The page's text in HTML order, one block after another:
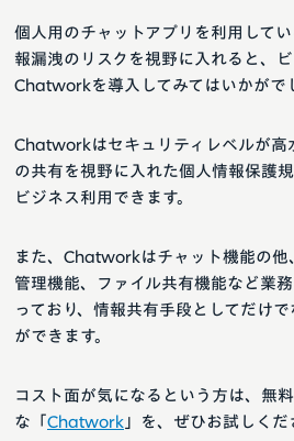
個人用のチャットアプリを利用して
報漏洩のリスクを視野に入れると、
Chatworkを導入してみてはいかがで
Chatworkはセキュリティレベルが高
の共有を視野に入れた個人情報保護
ビジネス利用できます。
また、Chatworkはチャット機能の
管理機能、ファイル共有機能など業
っており、情報共有手段としてだけ
ができます。
コスト面が気になるという方は、無
な「 Chatwork 」を、ぜひお試しくだ